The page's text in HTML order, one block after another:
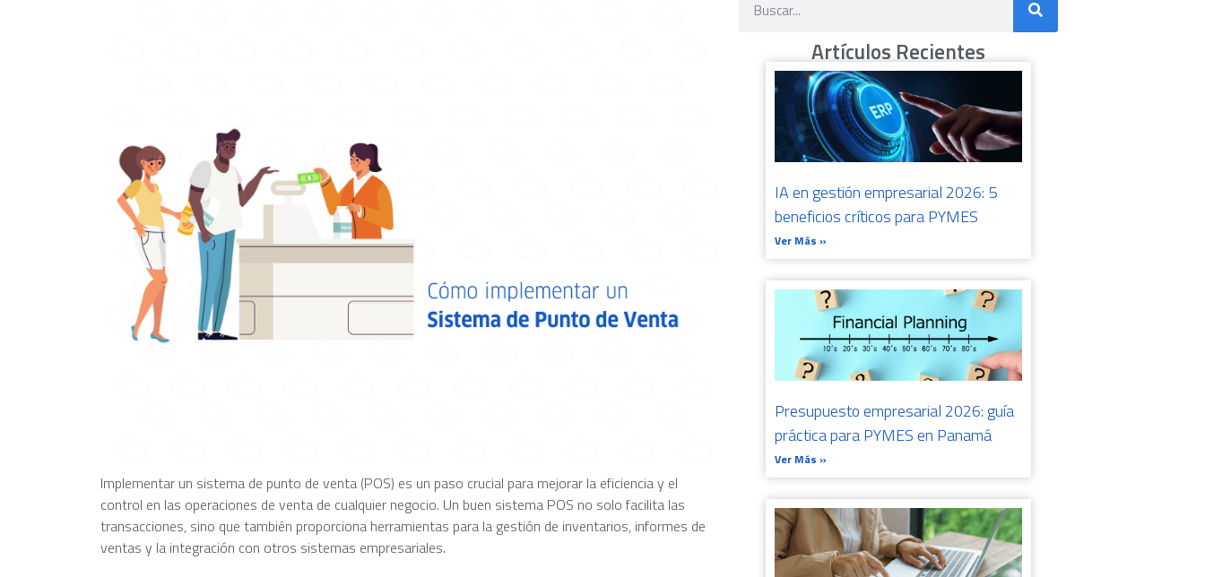
Implementar un sistema de punto de venta (POS) es un paso crucial para mejorar la eficiencia y el
control en las operaciones de venta de cualquier negocio. Un buen sistema POS no solo facilita las
transacciones, sino que también proporciona herramientas para la gestión de inventarios, informes de
ventas y la integración con otros sistemas empresariales.
Artículos Recientes
IA en gestión empresarial 2026: 5
beneficios críticos para PYMES
Ver Más »
Presupuesto empresarial 2026: guía
práctica para PYMES en Panamá
Ver Más »